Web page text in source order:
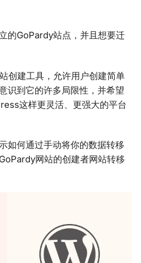
的GoPardy站点，并且想要迁
创建工具，允许用户创建简单
识到它的许多局限性，并希望
这样更灵活、更强大的平台
如何通过手动将你的数据转移
网站的创建者网站转移